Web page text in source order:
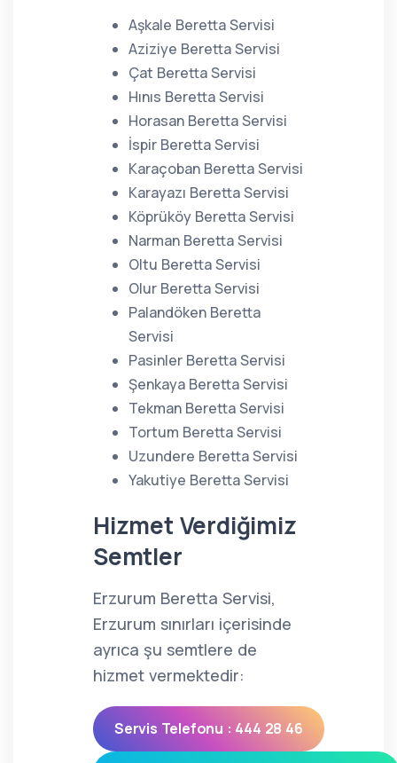
Aşkale Beretta Servisi
Aziziye Beretta Servisi
Çat Beretta Servisi
Hınıs Beretta Servisi
Horasan Beretta Servisi
İspir Beretta Servisi
Karaçoban Beretta Servisi
Karayazı Beretta Servisi
Köprüköy Beretta Servisi
Narman Beretta Servisi
Oltu Beretta Servisi
Olur Beretta Servisi
Palandöken Beretta
Servisi
Pasinler Beretta Servisi
Şenkaya Beretta Servisi
Tekman Beretta Servisi
Tortum Beretta Servisi
Uzundere Beretta Servisi
Yakutiye Beretta Servisi
Hizmet Verdiğimiz
Semtler
Erzurum Beretta Servisi,
Erzurum sınırları içerisinde
ayrıca şu semtlere de
hizmet vermektedir:
Servis Telefonu : 444 28 46